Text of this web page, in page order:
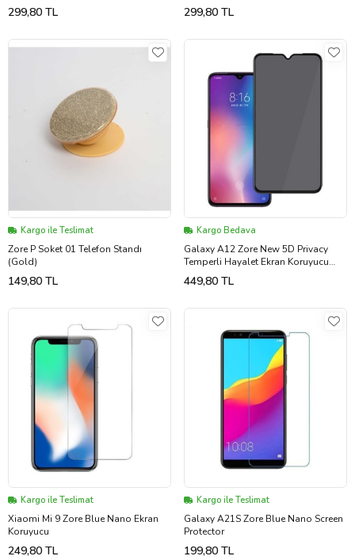
299,80 TL 299,80 TL
Kargo ile Teslimat
Zore P Soket 01 Telefon Standı
(Gold)
149,80 TL
Kargo Bedava
Galaxy A12 Zore New 5D Privacy
Temperli Hayalet Ekran Koruyucu
(Siyah)
449,80 TL
Kargo ile Teslimat
Xiaomi Mi 9 Zore Blue Nano Ekran
Koruyucu
249,80 TL
Kargo ile Teslimat
Galaxy A21S Zore Blue Nano Screen
Protector
199,80 TL